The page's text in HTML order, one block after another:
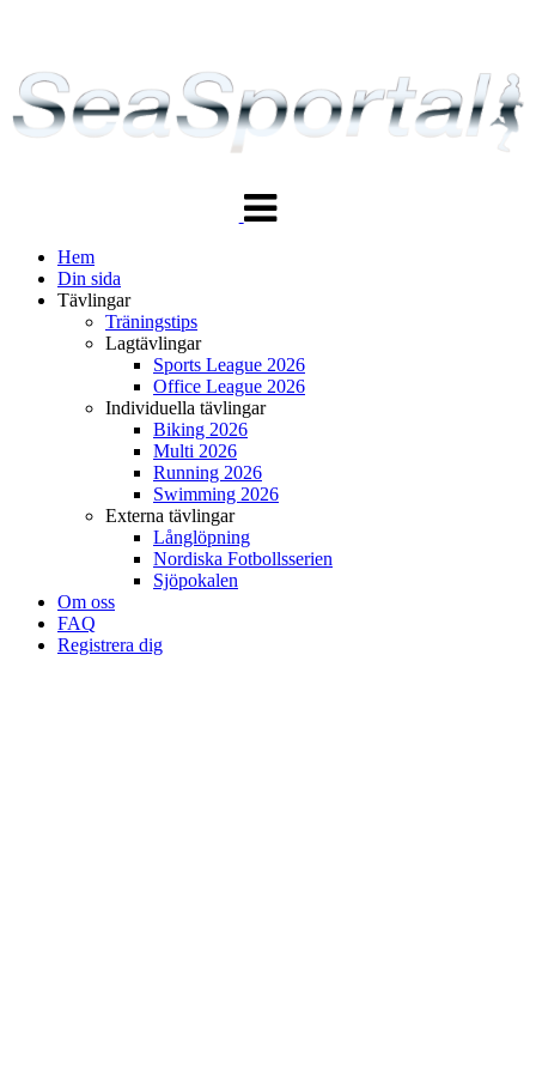
navigering
Hem
Din sida
Tävlingar
Träningstips
Lagtävlingar
Sports League 2026
Office League 2026
Individuella tävlingar
Biking 2026
Multi 2026
Running 2026
Swimming 2026
Externa tävlingar
Långlöpning
Nordiska Fotbollsserien
Sjöpokalen
Om oss
FAQ
Registrera dig